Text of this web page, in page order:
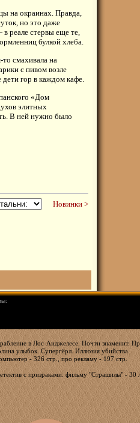
на окраинах. Правда,
но это даже
реале стервы еще те,
булкой хлеба.
смахивала на
с пивом возле
гор в каждом кафе.
«Дом
элитных
В ней нужно было
Новинки >
в Лос-Анджелесе. Почти знаменит.
улыбок. Супергёрл. Иллюзия убийства.
- 326 стр., про рекламу - 197 стр.
с призраками: фильму "Страшилы" - 30